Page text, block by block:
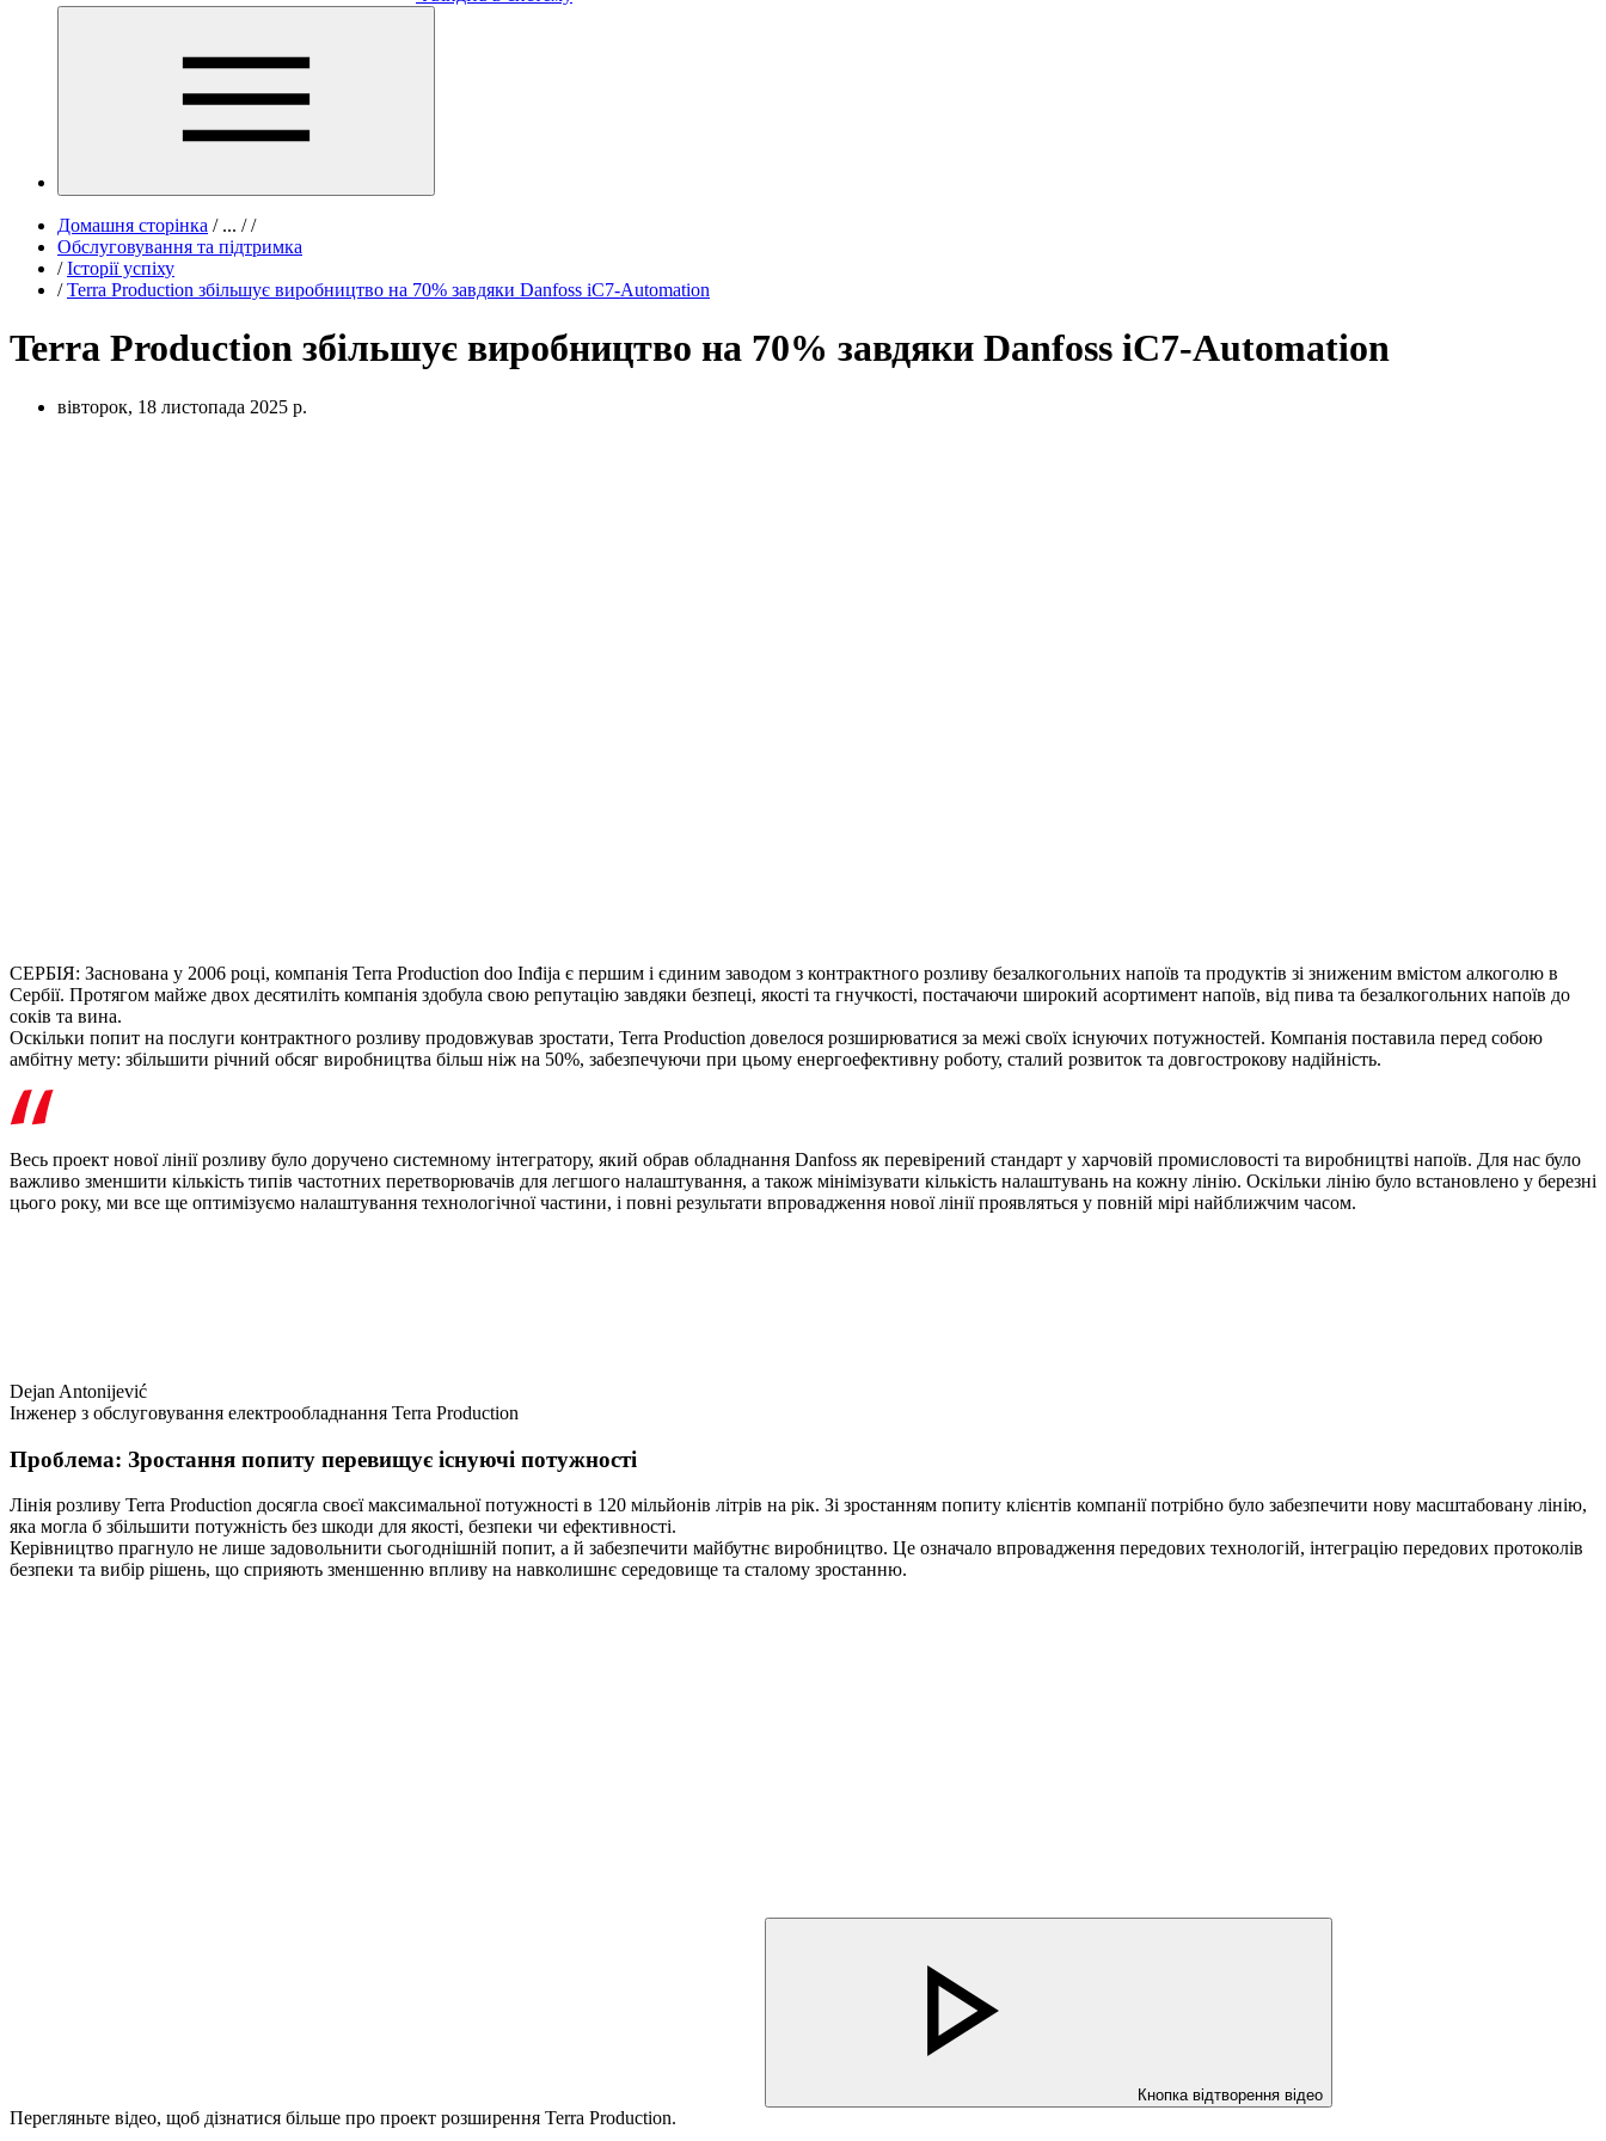
Домашня сторінка /... / /
Обслуговування та підтримка
/ Історії успіху
/ Terra Production збільшує виробництво на 70% завдяки Danfoss iC7-Automation
Terra Production збільшує виробництво на 70% завдяки Danfoss iC7-Automation
вівторок, 18 листопада 2025 р.
СЕРБІЯ: Заснована у 2006 році, компанія Terra Production doo Inđija є першим і єдиним заводом з контрактного розливу безалкогольних напоїв та продуктів зі зниженим вмістом алкоголю в
Сербії. Протягом майже двох десятиліть компанія здобула свою репутацію завдяки безпеці, якості та гнучкості, постачаючи широкий асортимент напоїв, від пива та безалкогольних напоїв до
соків та вина.
Оскільки попит на послуги контрактного розливу продовжував зростати, Terra Production довелося розширюватися за межі своїх існуючих потужностей. Компанія поставила перед собою
амбітну мету: збільшити річний обсяг виробництва більш ніж на 50%, забезпечуючи при цьому енергоефективну роботу, сталий розвиток та довгострокову надійність.
Весь проект нової лінії розливу було доручено системному інтегратору, який обрав обладнання Danfoss як перевірений стандарт у харчовій промисловості та виробництві напоїв. Для нас було
важливо зменшити кількість типів частотних перетворювачів для легшого налаштування, а також мінімізувати кількість налаштувань на кожну лінію. Оскільки лінію було встановлено у березні
цього року, ми все ще оптимізуємо налаштування технологічної частини, і повні результати впровадження нової лінії проявляться у повній мірі найближчим часом.
Dejan Antonijević
Інженер з обслуговування електрообладнання Terra Production
Проблема: Зростання попиту перевищує існуючі потужності
Лінія розливу Terra Production досягла своєї максимальної потужності в 120 мільйонів літрів на рік. Зі зростанням попиту клієнтів компанії потрібно було забезпечити нову масштабовану лінію,
яка могла б збільшити потужність без шкоди для якості, безпеки чи ефективності.
Керівництво прагнуло не лише задовольнити сьогоднішній попит, а й забезпечити майбутнє виробництво. Це означало впровадження передових технологій, інтеграцію передових протоколів
безпеки та вибір рішень, що сприяють зменшенню впливу на навколишнє середовище та сталому зростанню.
Кнопка відтворення відео
Перегляньте відео, щоб дізнатися більше про проект розширення Terra Production.